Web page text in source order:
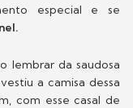
especial e se
lembrar da saudosa
a camisa dessa
com esse casal de